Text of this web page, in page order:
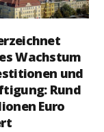
Wachstum
und
Rund
Euro